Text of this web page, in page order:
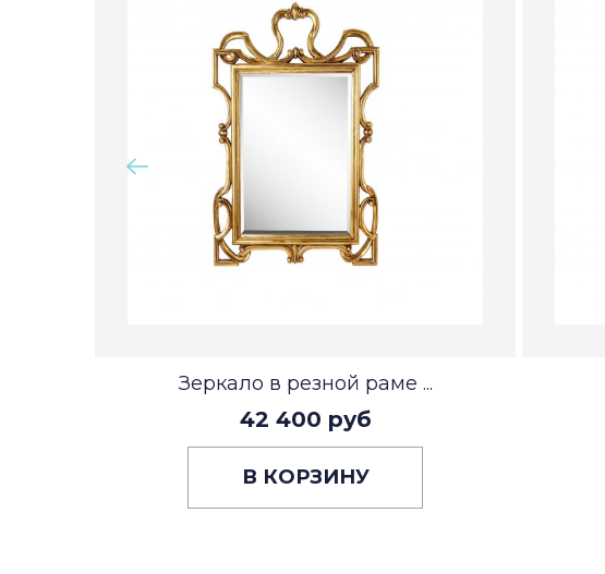
Зеркало в резной раме ...
42 400 руб
В КОРЗИНУ